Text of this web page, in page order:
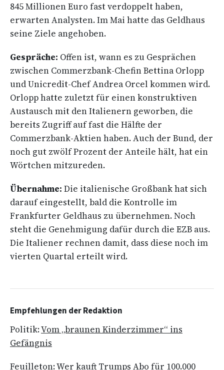
845 Millionen Euro fast verdoppelt haben,
erwarten Analysten. Im Mai hatte das Geldhaus
seine Ziele angehoben.
Gespräche: Offen ist, wann es zu Gesprächen
zwischen Commerzbank-Chefin Bettina Orlopp
und Unicredit-Chef Andrea Orcel kommen wird.
Orlopp hatte zuletzt für einen konstruktiven
Austausch mit den Italienern geworben, die
bereits Zugriff auf fast die Hälfte der
Commerzbank-Aktien haben. Auch der Bund, der
noch gut zwölf Prozent der Anteile hält, hat ein
Wörtchen mitzureden.
Übernahme: Die italienische Großbank hat sich
darauf eingestellt, bald die Kontrolle im
Frankfurter Geldhaus zu übernehmen. Noch
steht die Genehmigung dafür durch die EZB aus.
Die Italiener rechnen damit, dass diese noch im
vierten Quartal erteilt wird.
Empfehlungen der Redaktion
Politik:Vom „braunen Kinderzimmer“ ins
Gefängnis
Feuilleton:Wer kauft Trumps Abo für 100.000